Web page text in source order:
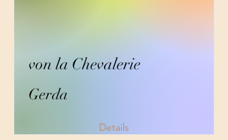
von la Chevalerie
Gerda
Details